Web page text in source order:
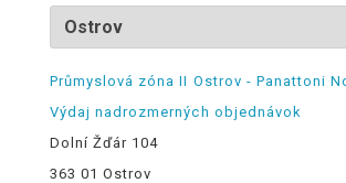
Průmyslová zóna II Ostrov - Panattoni
Výdaj nadrozmerných objednávok
Dolní Žďár 104
363 01 Ostrov